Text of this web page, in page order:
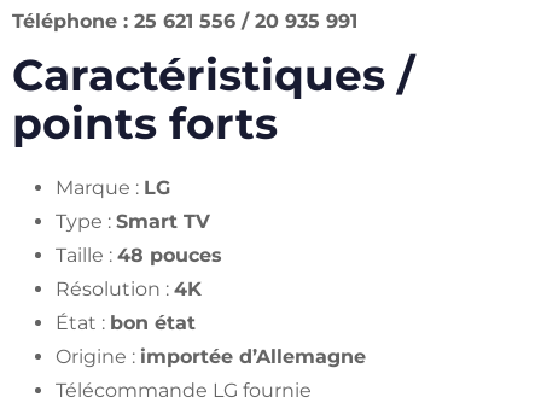
Téléphone : 25 621 556 / 20 935 991
Caractéristiques /
points forts
Marque : LG
Type : Smart TV
Taille : 48 pouces
Résolution : 4K
État : bon état
Origine : importée d’Allemagne
Télécommande LG fournie